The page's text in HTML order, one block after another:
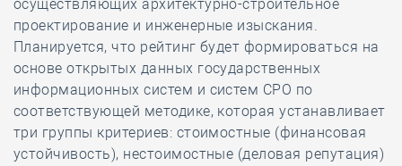
осуществляющих архитектурно-строительное
проектирование и инженерные изыскания.
Планируется, что рейтинг будет формироваться на
основе открытых данных государственных
информационных систем и систем СРО по
соответствующей методике, которая устанавливает
три группы критериев: стоимостные (финансовая
устойчивость), нестоимостные (деловая репутация)